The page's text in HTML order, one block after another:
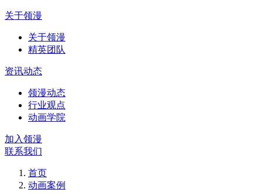
关于领漫
关于领漫
精英团队
资讯动态
领漫动态
行业观点
动画学院
加入领漫
联系我们
首页
动画案例